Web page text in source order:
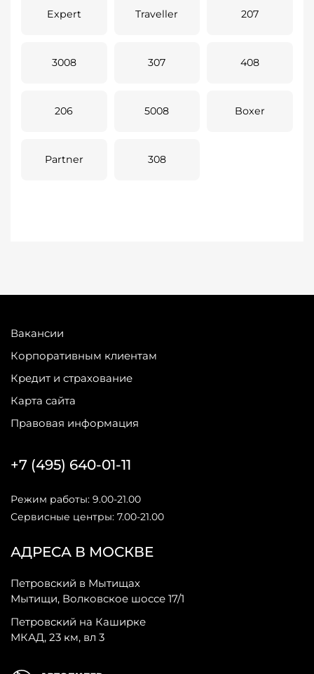
Expert Traveller 207
3008 307 408
206 5008 Boxer
Partner 308
Вакансии
Корпоративным клиентам
Кредит и страхование
Карта сайта
Правовая информация
АДРЕСА В МОСКВЕ
Петровский в Мытищах
Мытищи, Волковское шоссе 17/1
Петровский на Каширке
МКАД, 23 км, вл 3
+7 (495) 640-01-11
Режим работы: 9.00-21.00
Сервисные центры: 7.00-21.00